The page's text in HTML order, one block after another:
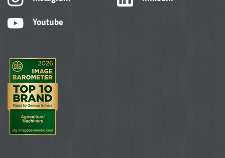
Youtube